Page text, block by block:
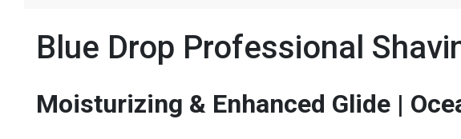
Blue Drop Professional
Moisturizing & Enhanced Glide |